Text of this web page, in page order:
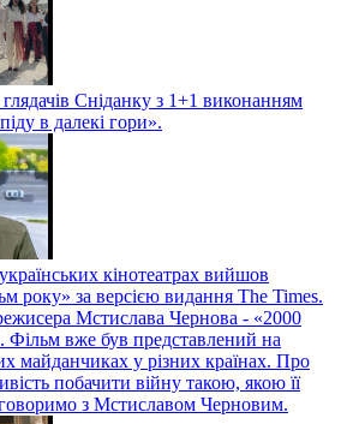
Сніданку з 1+1 виконанням
в далекі гори».
кінотеатрах вийшов
року» за версією видання The Times.
Мстислава Чернова - «2000
Фільм вже був представлений на
майданчиках у різних країнах. Про
побачити війну такою, якою її
з Мстиславом Черновим.